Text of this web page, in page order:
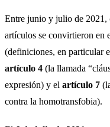
Entre junio y julio de 2021,
artículos se convirtieron en
(definiciones, en particular
artículo 4 (la llamada
expresión) y el artículo 7
contra la homotransfobia).